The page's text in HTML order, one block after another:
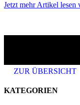
Jetzt mehr Artikel lesen
ZUR ÜBERSICHT
KATEGORIEN